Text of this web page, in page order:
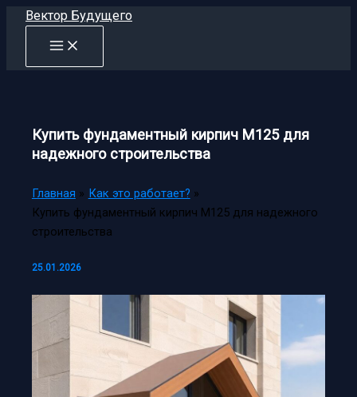
Перейти
содержимому
Вектор Будущего
Купить фундаментный кирпич М125 для
надежного строительства
Главная
Как это работает?
Купить фундаментный кирпич М125 для надежного
строительства
25.01.2026